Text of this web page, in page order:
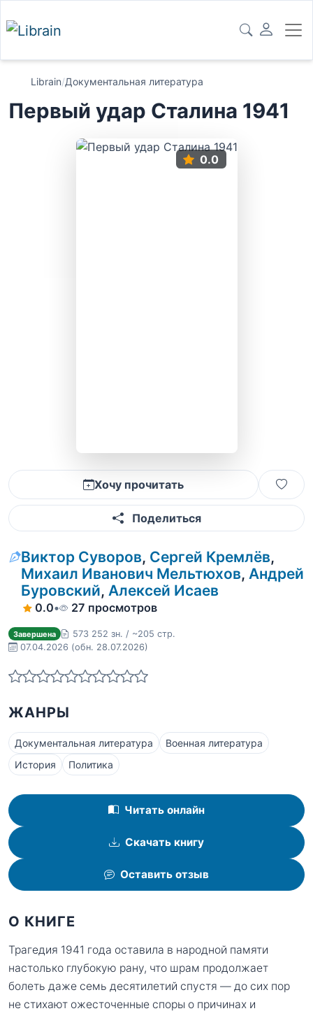
Librain/Документальная литература
Первый удар Сталина 1941
0.0
Хочу прочитать
Поделиться
Виктор Суворов, Сергей Кремлёв,
Михаил Иванович Мельтюхов, Андрей
Буровский, Алексей Исаев
0.0• 27 просмотров
Завершена
573 252 зн. / ~205 стр.
07.04.2026 (обн. 28.07.2026)
ЖАНРЫ
Документальная литература
Военная литература
История
Политика
Читать онлайн
Скачать книгу
Оставить отзыв
О КНИГЕ
Трагедия 1941 года оставила в народной памяти
настолько глубокую рану, что шрам продолжает
болеть даже семь десятилетий спустя — до сих пор
не стихают ожесточенные споры о причинах и